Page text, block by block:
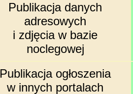
Publikacja danych
adresowych
i zdjęcia w bazie
noclegowej
Publikacja ogłoszenia
w innych portalach